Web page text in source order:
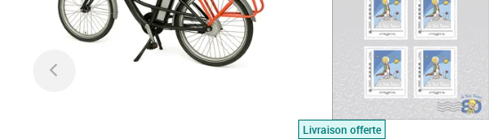
Livraison offerte